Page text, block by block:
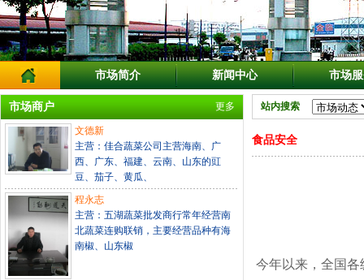
市场简介 新闻中心 市场
市场商户 更多
文德新
主营：佳合蔬菜公司主营海南、广
西、广东、福建、云南、山东的豇
豆、茄子、黄瓜、
程永志
主营：五湖蔬菜批发商行常年经营南
北蔬菜连购联销，主要经营品种有海
南椒、山东椒
站内搜索
食品安全
今年以来，全国